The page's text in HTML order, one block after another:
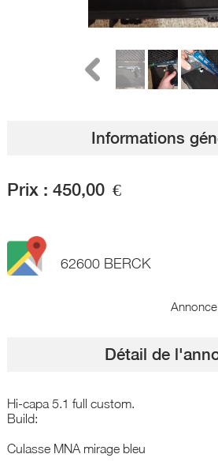
Informations
Prix : 450,00 €
62600 BERCK
Détail de
Hi-capa 5.1 full custom.
Build:
Culasse MNA mirage bleu